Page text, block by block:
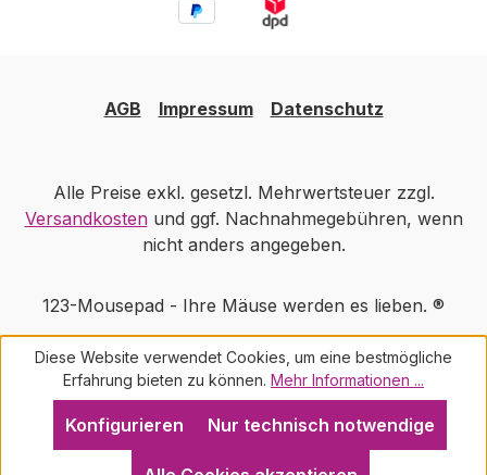
AGB Impressum Datenschutz
Alle Preise exkl. gesetzl. Mehrwertsteuer zzgl.
Versandkostenund ggf. Nachnahmegebühren, wenn
nicht anders angegeben.
123-Mousepad - Ihre Mäuse werden es lieben. ®
Diese Website verwendet Cookies, um eine bestmögliche
Erfahrung bieten zu können. Mehr Informationen ...
Nur technisch notwendige
Konfigurieren